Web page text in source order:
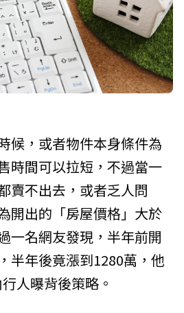
候，或者物件本身條件為
時間可以拉短，不過當一
賣不出去，或者乏人問
開出的「房屋價格」大於
一名網友發現，半年前開
半年後竟漲到1280萬，他
人曝背後策略。